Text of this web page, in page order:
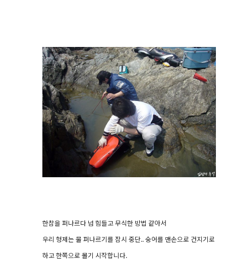
한참을 퍼나르다 넘 힘들고 무식한 방법 같아서
우리 형제는 물 퍼나르기를 잠시 중단.. 숭어를 맨손으로 건지기로
하고 한쪽으로 몰기 시작합니다.